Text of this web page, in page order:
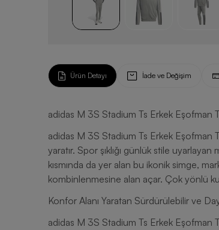
Ürün Detayı İade ve Değişim
adidas M 3S Stadium Ts Erkek Eşofman
adidas M 3S Stadium Ts Erkek Eşofman
yaratır. Spor şıklığı günlük stile
kısmında da yer alan bu ikonik simge,
kombinlenmesine alan açar. Çok yönlü
Konfor Alanı Yaratan Sürdürülebilir ve
adidas M 3S Stadium Ts Erkek Eşofman